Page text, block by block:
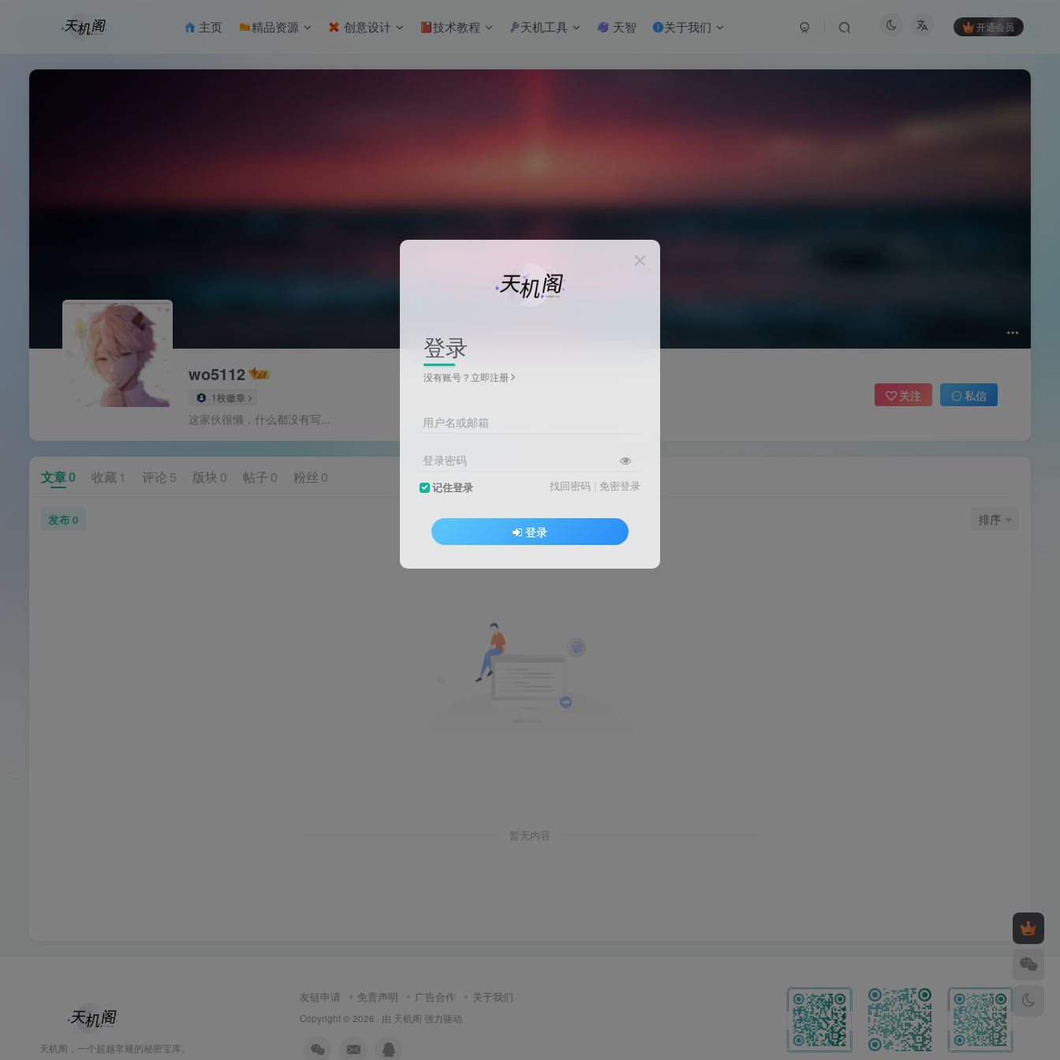
主页 精品资源 创意设计 技术教程 天机工具 天智 关于我们 开通会员
wo5112
1枚徽章
这家伙很懒，什么都没有写...
关注 私信
文章0 收藏 1 评论 5 版块 0 帖子 0 粉丝 0
发布0 排序
暂无内容
天机阁，一个超越常规的秘密宝库。
友链申请 免责声明 广告合作 关于我们
Copyright © 2026 · 由 天机阁 强力驱动
登录
没有账号？立即注册
用户名或邮箱
登录密码
记住登录 找回密码 | 免密登录
登录